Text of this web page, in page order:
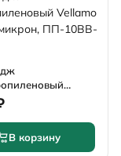
10BB 10 микрон,
10
В корзину